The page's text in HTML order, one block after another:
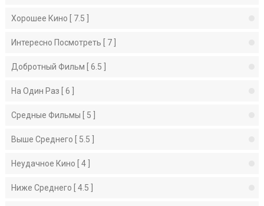
Хорошее Кино [ 7.5 ]
Интересно Посмотреть [ 7 ]
Добротный Фильм [ 6.5 ]
На Один Раз [ 6 ]
Средные Фильмы [ 5 ]
Выше Среднего [ 5.5 ]
Неудачное Кино [ 4 ]
Ниже Среднего [ 4.5 ]